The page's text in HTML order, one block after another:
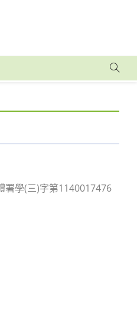
署學(三)字第1140017476